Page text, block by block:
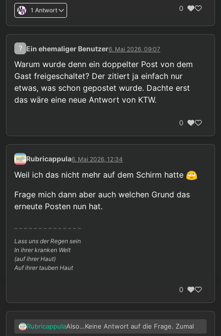
1 Antwort 0
? Ein ehemaliger Benutzer6. Mai 2026, 09:07
Warum wurde denn ein doppelter Post von dem
Gast freigeschaltet? Der zitiert ja einfach nur
etwas, was schon gepostet wurde. Dachte erst
das wäre eine neue Antwort von KTW.
0
Rubricappula6. Mai 2026, 12:34
Weil ich das nicht mehr auf dem Schirm hatte
Frage mich dann aber auch welchen Grund das
erneute Posten nun hat.
Lass uns der Regen sein
In ihrer kranken Welt
(auf ihrer Haut)
Auf ihrer tauben Haut
0
RubricappulaAlso…Keine Antwort auf die Frage. Zumal